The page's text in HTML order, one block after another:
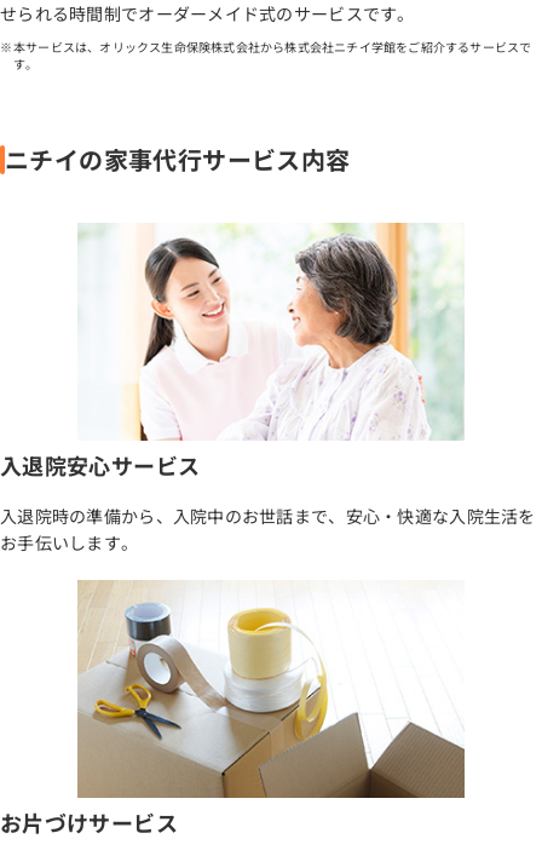
せられる時間制でオーダーメイド式のサービスです。
本サービスは、オリックス生命保険株式会社から株式会社ニチイ学館をご紹介するサービスで
す。
ニチイの家事代行サービス内容
入退院安心サービス
入退院時の準備から、入院中のお世話まで、安心・快適な入院生活を
お手伝いします。
お片づけサービス